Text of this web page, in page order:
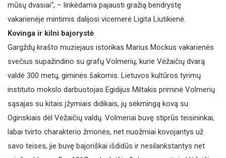
mūsų dvasiai“, – linkėdama pajausti gražią bendrystę
vakarienėje mintimis dalijosi vicemerė Ligita Liutikienė.
Kovinga ir kilni bajorystė
Gargždų krašto muziejaus istorikas Marius Mockus vakarienės
svečius supažindino su grafų Volmerių, kurie Vėžaičių dvarą
valdė 300 metų, giminės šakomis. Lietuvos kultūros tyrimų
instituto mokslo darbuotojas Egidijus Miltakis priminė Volmerių
sąsajas su kitais įžymiais didikais, jų sėkmingą kovą su
Oginskiais dėl Vėžaičių valdų. Volmeriai buvę stiprūs teisininkai,
labai tvirto charakterio žmonės, net nuožmiai kovojantys už
savo teises, jie buvę bajoriškai išdidūs ir nesilankstantys net